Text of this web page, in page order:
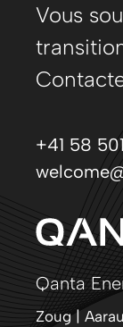
Vous
+41 58
Qanta
Zoug |